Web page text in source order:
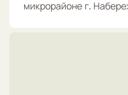
микрорайоне г.